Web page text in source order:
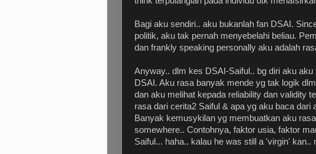
Bagi aku sendiri.. aku bukanlah fan DSAI.
politik, aku tak pernah menyebelahi beliau.
dan frankly speaking personally aku adalah
Anyway.. dlm kes DSAI-Saiful.. bg diri aku
DSAI. Aku rasa banyak mende yg tak logik
dan aku melihat kepada reliability dan validity
rasa dari cerita2 Saiful & apa yg aku baca dari
Banyak kemusykilan yg membuatkan aku
somewhere.. Contohnya, faktor usia, faktor
Saiful... haha.. kalau he was still a 'virgin'